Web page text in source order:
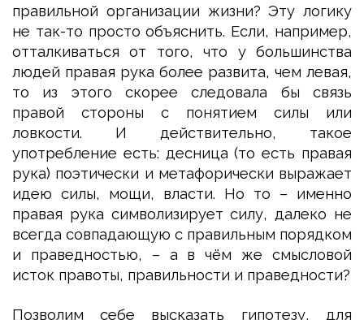
правильной организации жизни? Эту логику
не так-то просто объяснить. Если, например,
отталкиваться от того, что у большинства
людей правая рука более развита, чем левая,
то из этого скорее следовала бы связь
правой стороны с понятием силы или
ловкости. И действительно, такое
употребление есть: десница (то есть правая
рука) поэтически и метафорически выражает
идею силы, мощи, власти. Но то – именно
правая рука символизирует силу, далеко не
всегда совпадающую с правильным порядком
и праведностью, – а в чём же смысловой
исток правоты, правильности и праведности?
Позволим себе высказать гипотезу, для